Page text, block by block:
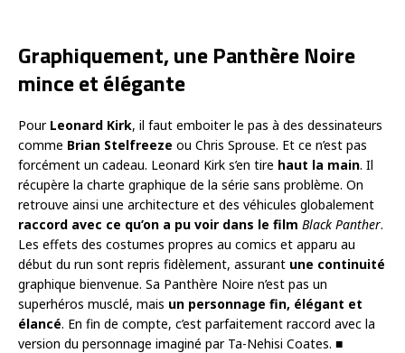
Graphiquement, une Panthère Noire
mince et élégante
Pour Leonard Kirk, il faut emboiter le pas à des dessinateurs
comme Brian Stelfreeze ou Chris Sprouse. Et ce n’est pas
forcément un cadeau. Leonard Kirk s’en tire haut la main. Il
récupère la charte graphique de la série sans problème. On
retrouve ainsi une architecture et des véhicules globalement
raccord avec ce qu’on a pu voir dans le film Black Panther.
Les effets des costumes propres au comics et apparu au
début du run sont repris fidèlement, assurant une continuité
graphique bienvenue. Sa Panthère Noire n’est pas un
superhéros musclé, mais un personnage fin, élégant et
élancé. En fin de compte, c’est parfaitement raccord avec la
version du personnage imaginé par Ta-Nehisi Coates. ■